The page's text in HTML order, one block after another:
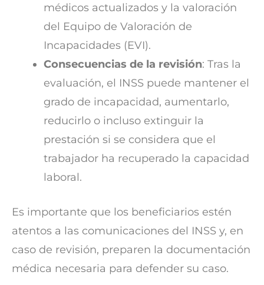
médicos actualizados y la valoración
del Equipo de Valoración de
Incapacidades (EVI).
Consecuencias de la revisión: Tras la
evaluación, el INSS puede mantener el
grado de incapacidad, aumentarlo,
reducirlo o incluso extinguir la
prestación si se considera que el
trabajador ha recuperado la capacidad
laboral.
Es importante que los beneficiarios estén
atentos a las comunicaciones del INSS y, en
caso de revisión, preparen la documentación
médica necesaria para defender su caso.